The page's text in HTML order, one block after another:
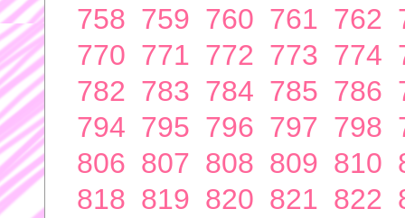
758 759 760 761 762
770 771 772 773 774
782 783 784 785 786
794 795 796 797 798
806 807 808 809 810
818 819 820 821 822